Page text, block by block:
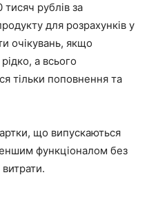
рублів за
для розрахунків у
очікувань, якщо
а всього
тільки поповнення та
що випускаються
функціоналом без